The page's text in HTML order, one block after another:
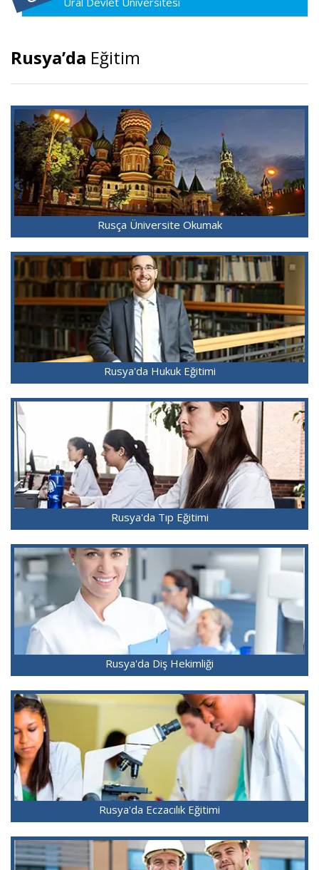
Rusya’da Eğitim
Rusça Üniversite Okumak
Rusya'da Hukuk Eğitimi
Rusya'da Tıp Eğitimi
Rusya'da Diş Hekimliği
Rusya'da Eczacılık Eğitimi